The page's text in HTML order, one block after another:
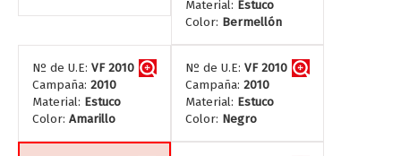
Material: Estuco
Color: Bermellón
Nº de U.E: VF 2010
Campaña: 2010
Material: Estuco
Color: Amarillo
Nº de U.E: VF 2010
Campaña: 2010
Material: Estuco
Color: Negro